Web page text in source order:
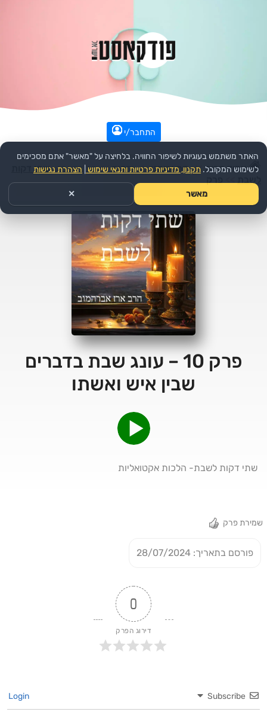
התחבר/י
עמוד הבית >> דת ורוחני >> יהדות >>הפודקאסט: שתי דקות
פרק 10 – עונג שבת בדברים
שבין איש ואשתו
שתי דקות לשבת- הלכות אקטואליות
שמירת פרק
פורסם בתאריך: 28/07/2024
0
דירוג הפרק
Subscribe
האתר משתמש בעוגיות לשיפור החוויה. בלחיצה על "מאשר" אתם מסכימים
לשימוש המקובל. תקנון, מדיניות פרטיות ותנאי שימוש הצהרת נגישות
מאשר ✕